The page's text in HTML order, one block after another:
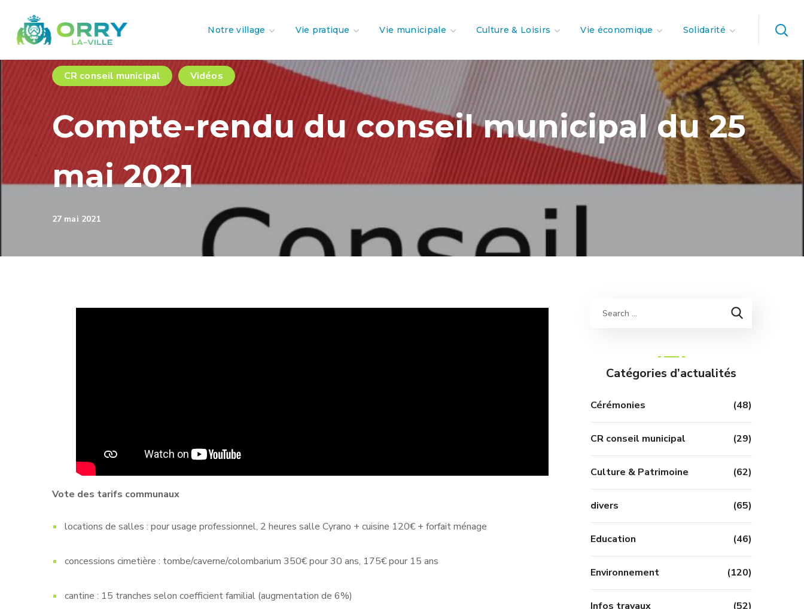
Notre village Vie pratique Vie municipale Culture & Loisirs Vie économique Solidarité
CR conseil municipal Vidéos
Compte-rendu du conseil municipal du 25
mai 2021
27 mai 2021
Vote des tarifs communaux
locations de salles : pour usage professionnel, 2 heures salle Cyrano + cuisine 120€ + forfait ménage
concessions cimetière : tombe/caverne/colombarium 350€ pour 30 ans, 175€ pour 15 ans
cantine : 15 tranches selon coefficient familial (augmentation de 6%)
Catégories d’actualités
Cérémonies (48)
CR conseil municipal (29)
Culture & Patrimoine (62)
divers (65)
Education (46)
Environnement (120)
Infos travaux (52)